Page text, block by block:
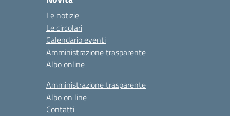
Le notizie
Le circolari
Calendario eventi
Amministrazione trasparente
Albo online
Amministrazione trasparente
Albo on line
Contatti